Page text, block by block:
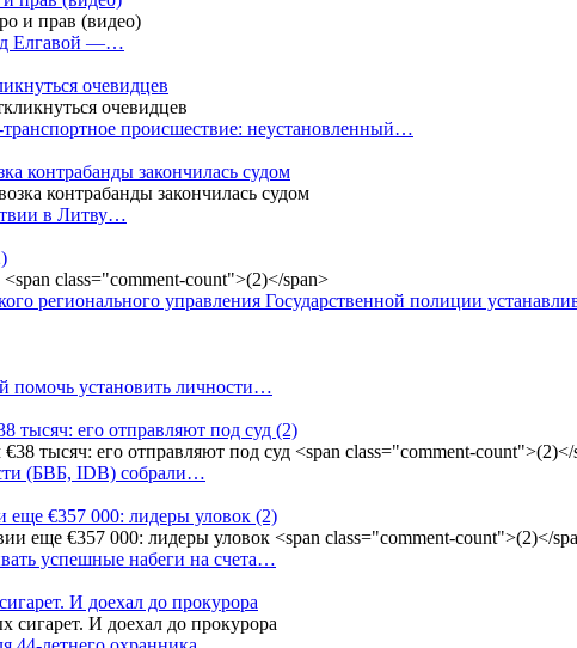
Елгавой —…
очевидцев
происшествие: неустановленный…
контрабанды закончилась судом
в Литву…
регионального управления Государственной полиции
помочь установить личности…
тысяч: его отправляют под суд (2)
(БВБ, IDB) собрали…
€357 000: лидеры уловок (2)
успешные набеги на счета…
И доехал до прокурора